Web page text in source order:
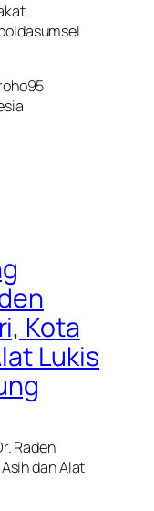
Kota
Lukis
Raden
dan Alat